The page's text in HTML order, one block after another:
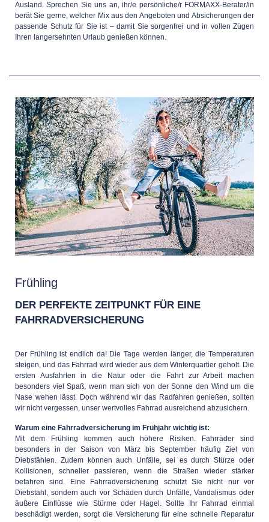
Ausland. Sprechen Sie uns an, ihr/e persönliche/r FORMAXX-Berater/in
berät Sie gerne, welcher Mix aus den Angeboten und Absicherungen der
passende Schutz für Sie ist – damit Sie sorgenfrei und in vollen Zügen
Ihren langersehnten Urlaub genießen können.
Frühling
DER PERFEKTE ZEITPUNKT FÜR EINE
FAHRRADVERSICHERUNG
Der Frühling ist endlich da! Die Tage werden länger, die Temperaturen
steigen, und das Fahrrad wird wieder aus dem Winterquartier geholt. Die
ersten Ausfahrten in die Natur oder die Fahrt zur Arbeit machen
besonders viel Spaß, wenn man sich von der Sonne den Wind um die
Nase wehen lässt. Doch während wir das Radfahren genießen, sollten
wir nicht vergessen, unser wertvolles Fahrrad ausreichend abzusichern.
Warum eine Fahrradversicherung im Frühjahr wichtig ist:
Mit dem Frühling kommen auch höhere Risiken. Fahrräder sind
besonders in der Saison von März bis September häufig Ziel von
Diebstählen. Zudem können auch Unfälle, sei es durch Stürze oder
Kollisionen, schneller passieren, wenn die Straßen wieder stärker
befahren sind. Eine Fahrradversicherung schützt Sie nicht nur vor
Diebstahl, sondern auch vor Schäden durch Unfälle, Vandalismus oder
äußere Einflüsse wie Stürme oder Hagel. Sollte Ihr Fahrrad einmal
beschädigt werden, sorgt die Versicherung für eine schnelle Reparatur